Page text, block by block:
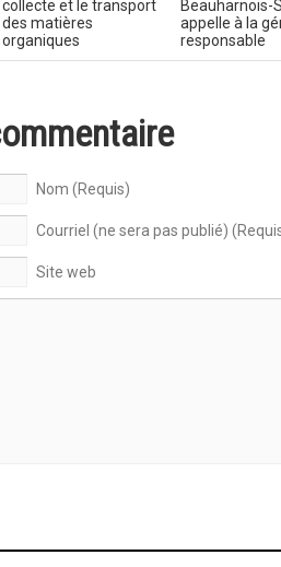
collecte et le transport
des matières
organiques
Beauharnois-
appelle à la
responsable
Nom (Requis)
Courriel (ne sera pas publié)
Site web